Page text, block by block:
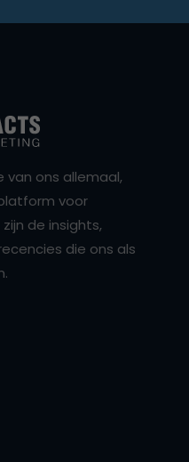
ons allemaal,
voor
de insights,
die ons als